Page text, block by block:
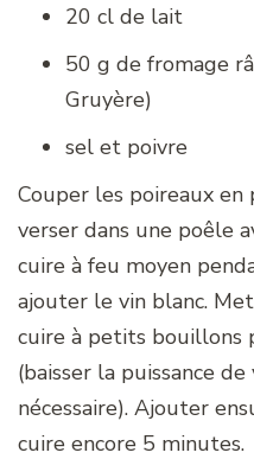
20 cl de lait
50 g de fromage
Gruyère)
sel et poivre
Couper les poireaux en
verser dans une poêle
cuire à feu moyen
ajouter le vin blanc.
cuire à petits bouillons
(baisser la puissance
nécessaire). Ajouter
cuire encore 5 minutes.